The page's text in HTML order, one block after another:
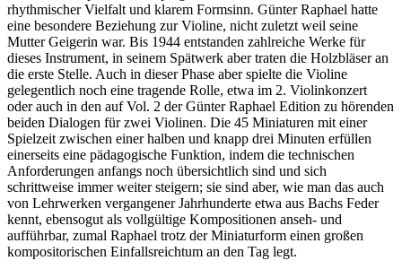
rhythmischer Vielfalt und klarem Formsinn. Günter Raphael hatte
eine besondere Beziehung zur Violine, nicht zuletzt weil seine
Mutter Geigerin war. Bis 1944 entstanden zahlreiche Werke für
dieses Instrument, in seinem Spätwerk aber traten die Holzbläser an
die erste Stelle. Auch in dieser Phase aber spielte die Violine
gelegentlich noch eine tragende Rolle, etwa im 2. Violinkonzert
oder auch in den auf Vol. 2 der Günter Raphael Edition zu hörenden
beiden Dialogen für zwei Violinen. Die 45 Miniaturen mit einer
Spielzeit zwischen einer halben und knapp drei Minuten erfüllen
einerseits eine pädagogische Funktion, indem die technischen
Anforderungen anfangs noch übersichtlich sind und sich
schrittweise immer weiter steigern; sie sind aber, wie man das auch
von Lehrwerken vergangener Jahrhunderte etwa aus Bachs Feder
kennt, ebensogut als vollgültige Kompositionen anseh- und
aufführbar, zumal Raphael trotz der Miniaturform einen großen
kompositorischen Einfallsreichtum an den Tag legt.